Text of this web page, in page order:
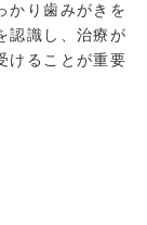
かり歯みがきを
認識し、治療が
けることが重要